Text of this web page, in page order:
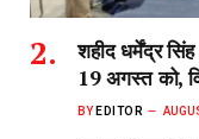
शहीद धर्मेंद्र
19 अगस्त को,
BY EDITOR